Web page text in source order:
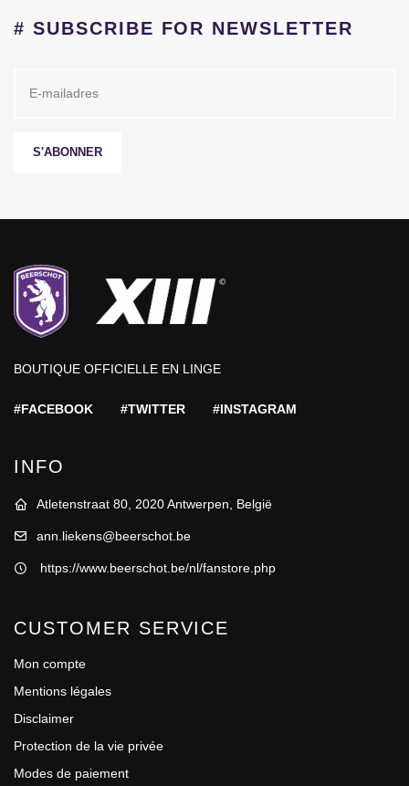
# SUBSCRIBE FOR NEWSLETTER
S'ABONNER
BOUTIQUE OFFICIELLE EN LINGE
#FACEBOOK #TWITTER #INSTAGRAM
INFO
Atletenstraat 80, 2020 Antwerpen, België
ann.liekens@beerschot.be
https://www.beerschot.be/nl/fanstore.php
CUSTOMER SERVICE
Mon compte
Mentions légales
Disclaimer
Protection de la vie privée
Modes de paiement